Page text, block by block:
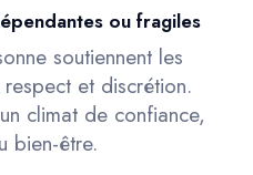
ou fragiles
soutiennent les
et discrétion.
climat de confiance,
bien-être.